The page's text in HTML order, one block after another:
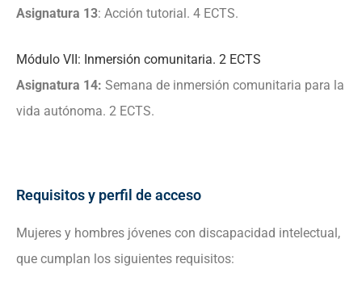
Asignatura 13: Acción tutorial. 4 ECTS.
Módulo VII: Inmersión comunitaria. 2 ECTS
Asignatura 14: Semana de inmersión comunitaria para la
vida autónoma. 2 ECTS.
Requisitos y perfil de acceso
Mujeres y hombres jóvenes con discapacidad intelectual,
que cumplan los siguientes requisitos: